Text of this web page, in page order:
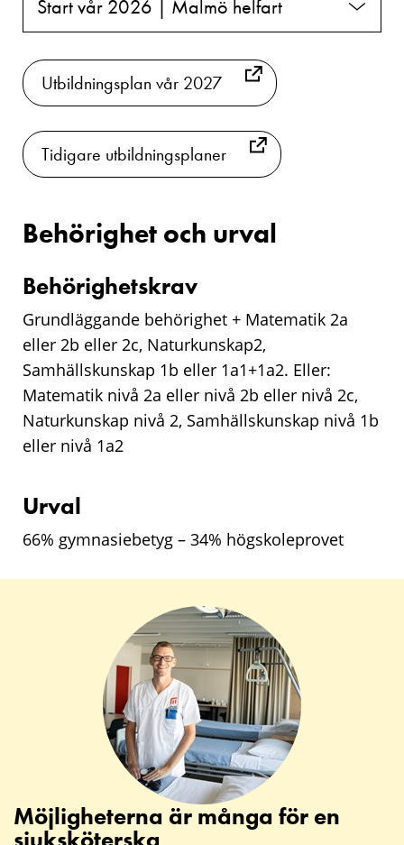
Start vår 2026 | Malmö helfart
Utbildningsplan vår 2027
Tidigare utbildningsplaner
Behörighet och urval
Behörighetskrav
Grundläggande behörighet + Matematik 2a
eller 2b eller 2c, Naturkunskap2,
Samhällskunskap 1b eller 1a1+1a2. Eller:
Matematik nivå 2a eller nivå 2b eller nivå 2c,
Naturkunskap nivå 2, Samhällskunskap nivå 1b
eller nivå 1a2
Urval
66% gymnasiebetyg – 34% högskoleprovet
Möjligheterna är många för en